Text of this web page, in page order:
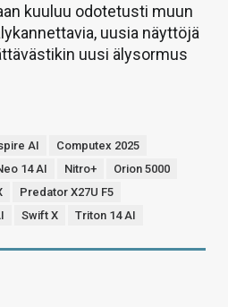
kuuluu odotetusti muun
uusia näyttöjä
uusi älysormus
AI
Computex 2025
14 AI Nitro+
Orion 5000
Predator X27U F5
Swift X Triton 14 AI